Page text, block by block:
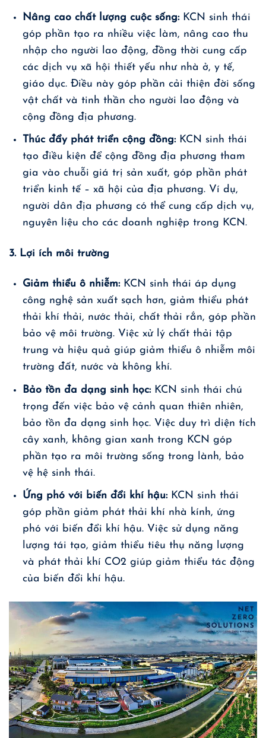
Nâng cao chất lượng cuộc sống:KCN sinh thái
góp phần tạo ra nhiều việc làm, nâng cao thu
nhập cho người lao động, đồng thời cung cấp
các dịch vụ xã hội thiết yếu như nhà ở, y tế,
giáo dục. Điều này góp phần cải thiện đời sống
vật chất và tinh thần cho người lao động và
cộng đồng địa phương.
Thúc đẩy phát triển cộng đồng:KCN sinh thái
tạo điều kiện để cộng đồng địa phương tham
gia vào chuỗi giá trị sản xuất, góp phần phát
triển kinh tế – xã hội của địa phương. Ví dụ,
người dân địa phương có thể cung cấp dịch vụ,
nguyên liệu cho các doanh nghiệp trong KCN.
3. Lợi ích môi trường
Giảm thiểu ô nhiễm:KCN sinh thái áp dụng
công nghệ sản xuất sạch hơn, giảm thiểu phát
thải khí thải, nước thải, chất thải rắn, góp phần
bảo vệ môi trường. Việc xử lý chất thải tập
trung và hiệu quả giúp giảm thiểu ô nhiễm môi
trường đất, nước và không khí.
Bảo tồn đa dạng sinh học:KCN sinh thái chú
trọng đến việc bảo vệ cảnh quan thiên nhiên,
bảo tồn đa dạng sinh học. Việc duy trì diện tích
cây xanh, không gian xanh trong KCN góp
phần tạo ra môi trường sống trong lành, bảo
vệ hệ sinh thái.
Ứng phó với biến đổi khí hậu:KCN sinh thái
góp phần giảm phát thải khí nhà kính, ứng
phó với biến đổi khí hậu. Việc sử dụng năng
lượng tái tạo, giảm thiểu tiêu thụ năng lượng
và phát thải khí CO2 giúp giảm thiểu tác động
của biến đổi khí hậu.